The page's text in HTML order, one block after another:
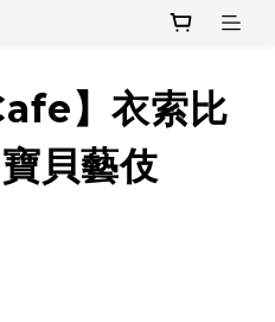
】衣索比
貝藝伎